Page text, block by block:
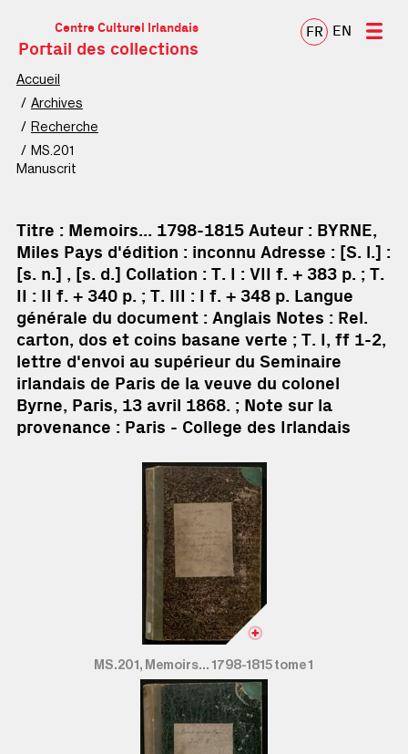
Centre Culturel Irlandais
Portail des collections
FR EN
Accueil
Archives
Recherche
MS.201
Manuscrit
Titre : Memoirs... 1798-1815 Auteur: BYRNE,
Miles Pays d'édition : inconnu Adresse : [S. l.] :
[s. n.] , [s. d.] Collation : T. I : VII f. + 383 p. ; T.
II : II f. + 340 p. ; T. III : I f. + 348 p. Langue
générale du document: Anglais Notes : Rel.
carton, dos et coins basane verte ; T. I, ff 1-2,
lettre d'envoi au supérieur du Seminaire
irlandais de Paris de la veuve du colonel
Byrne, Paris, 13 avril 1868. ; Note sur la
provenance : Paris - College des Irlandais
MS.201, Memoirs... 1798-1815 tome 1